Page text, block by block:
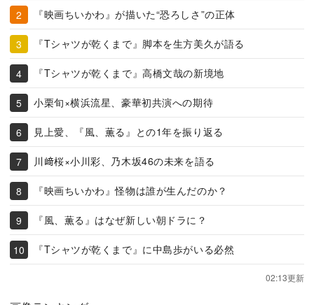
『映画ちいかわ』が描いた“恐ろしさ”の正体
『Tシャツが乾くまで』脚本を生方美久が語る
『Tシャツが乾くまで』高橋文哉の新境地
小栗旬×横浜流星、豪華初共演への期待
見上愛、『風、薫る』との1年を振り返る
川﨑桜×小川彩、乃木坂46の未来を語る
『映画ちいかわ』怪物は誰が生んだのか？
『風、薫る』はなぜ新しい朝ドラに？
『Tシャツが乾くまで』に中島歩がいる必然
02:13更新